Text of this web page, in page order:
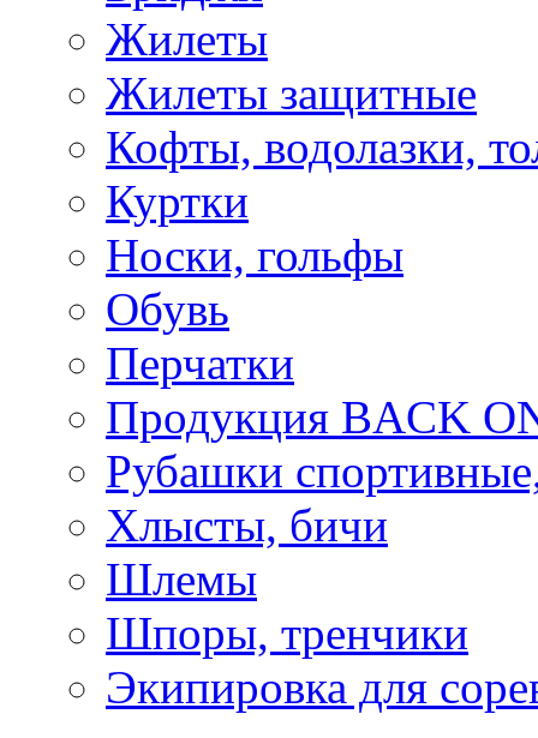
Жилеты
Жилеты защитные
Кофты, водолазки,
Куртки
Носки, гольфы
Обувь
Перчатки
Продукция BACK
Рубашки
Хлысты, бичи
Шлемы
Шпоры, тренчики
Экипировка для